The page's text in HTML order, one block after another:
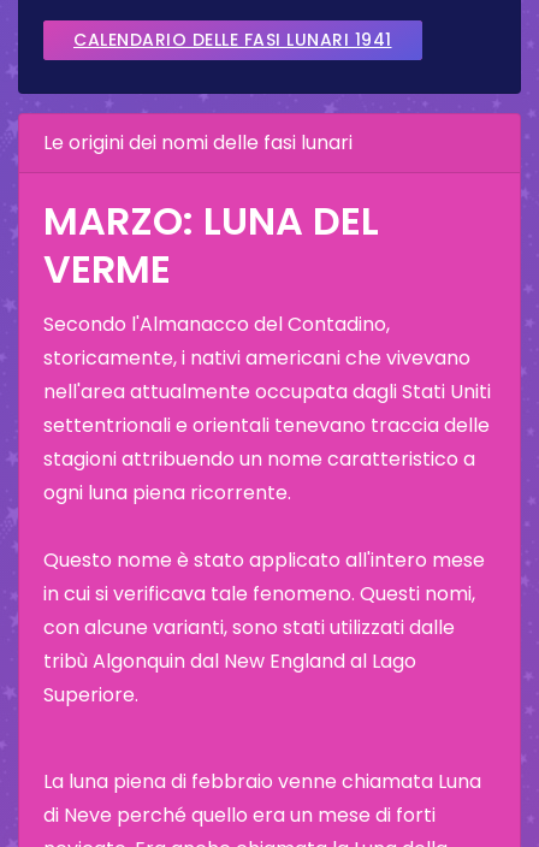
CALENDARIO DELLE FASI LUNARI 1941
Le origini dei nomi delle fasi lunari
MARZO: LUNA DEL
VERME
Secondo l'Almanacco del Contadino,
storicamente, i nativi americani che vivevano
nell'area attualmente occupata dagli Stati Uniti
settentrionali e orientali tenevano traccia delle
stagioni attribuendo un nome caratteristico a
ogni luna piena ricorrente.
Questo nome è stato applicato all'intero mese
in cui si verificava tale fenomeno. Questi nomi,
con alcune varianti, sono stati utilizzati dalle
tribù Algonquin dal New England al Lago
Superiore.
La luna piena di febbraio venne chiamata Luna
di Neve perché quello era un mese di forti